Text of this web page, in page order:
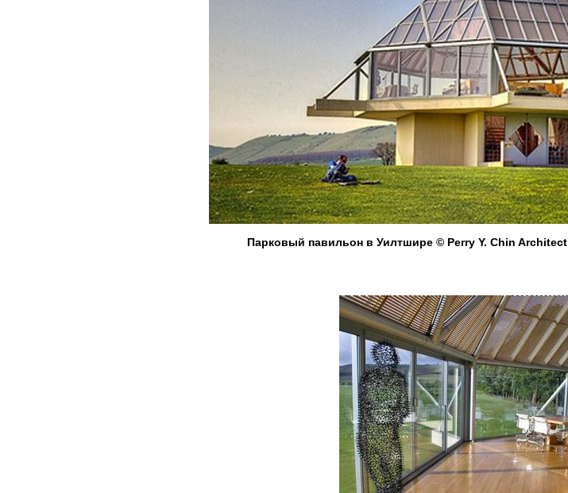
Парковый павильон в Уилтшире © Perry Y. Chin Architect